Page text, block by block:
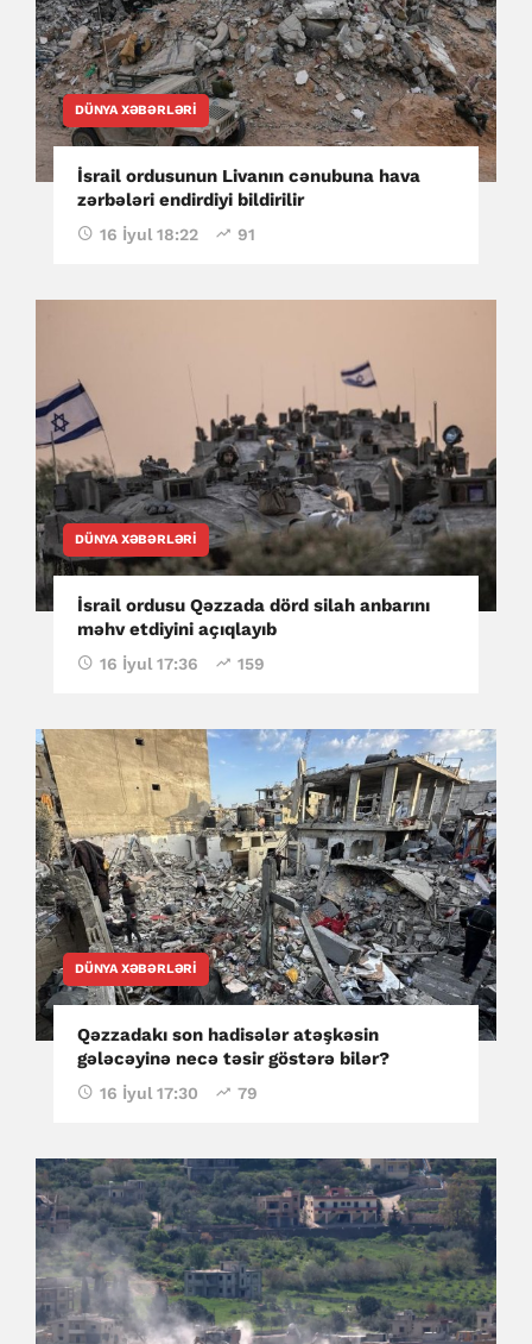
DÜNYA XƏBƏRLƏRI
İsrail ordusunun Livanın cənubuna hava
zərbələri endirdiyi bildirilir
16 İyul 18:22 91
DÜNYA XƏBƏRLƏRI
İsrail ordusu Qəzzada dörd silah anbarını
məhv etdiyini açıqlayıb
16 İyul 17:36 159
DÜNYA XƏBƏRLƏRI
Qəzzadakı son hadisələr atəşkəsin
gələcəyinə necə təsir göstərə bilər?
16 İyul 17:30 79